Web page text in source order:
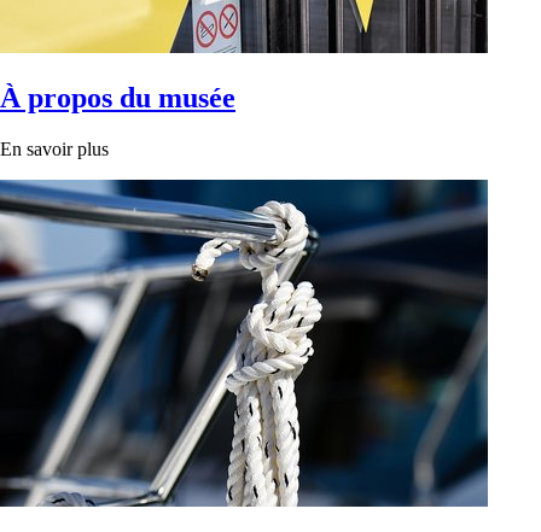
À propos du musée
En savoir plus